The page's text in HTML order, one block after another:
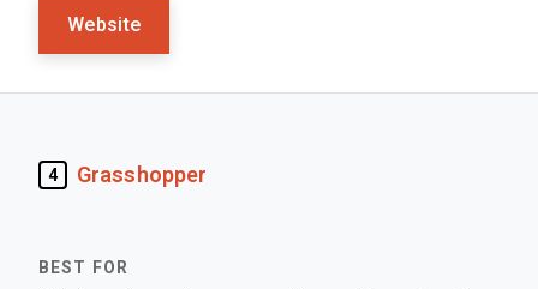
Website
4 Grasshopper